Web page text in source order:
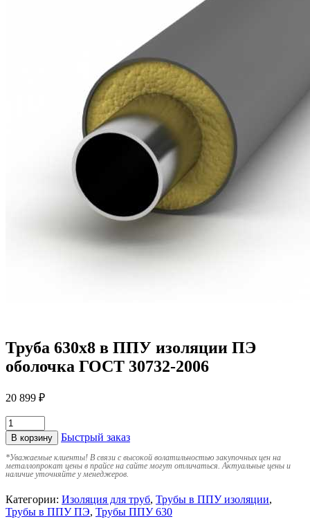
Труба 630х8 в ППУ изоляции ПЭ
оболочка ГОСТ 30732-2006
20 899 ₽
В корзину Быстрый заказ
*Уважаемые клиенты! В связи с высокой волатильностью закупочных цен на
металлопрокат цены в прайсе на сайте могут отличаться. Актуальные цены и
наличие уточняйте у менеджеров.
Категории: Изоляция для труб, Трубы в ППУ изоляции,
Трубы в ППУ ПЭ, Трубы ППУ 630